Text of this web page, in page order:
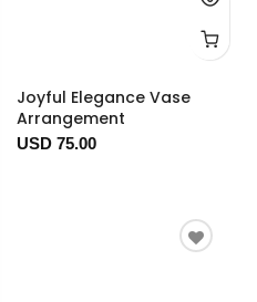
Joyful Elegance Vase
Arrangement
USD 75.00